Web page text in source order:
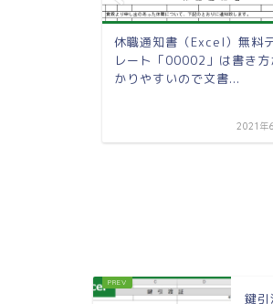
休職通知書（Excel）無料
レート「00002」は書き方
かりやすいので文書...
2021年
鍵